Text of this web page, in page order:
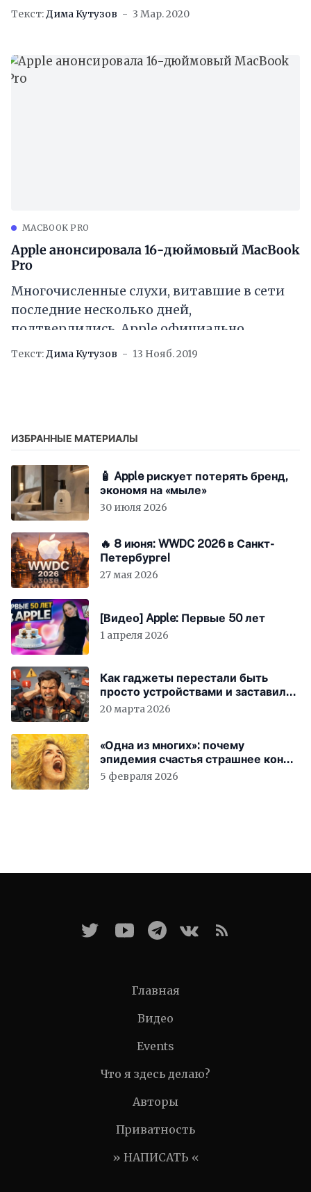
беспроводной системой CarPlay, не
Текст:Дима Кутузов 3 Мар. 2020
MACBOOK PRO
Apple анонсировала 16-дюймовый MacBook
Pro
Многочисленные слухи, витавшие в сети
последние несколько дней,
подтвердились. Apple официально
анонсировала новый MacBook Pro,
Текст:Дима Кутузов 13 Нояб. 2019
ИЗБРАННЫЕ МАТЕРИАЛЫ
🧴 Apple рискует потерять бренд,
экономя на «мыле»
30 июля 2026
🔥 8 июня: WWDC 2026 в Санкт-
Петербурге!
27 мая 2026
[Видео] Apple: Первые 50 лет
1 апреля 2026
Как гаджеты перестали быть
просто устройствами и заставили
вас бесплатно работать
20 марта 2026
«Одна из многих»: почему
эпидемия счастья страшнее конца
света
5 февраля 2026
Главная
Видео
Events
Что я здесь делаю?
Авторы
Приватность
» НАПИСАТЬ «